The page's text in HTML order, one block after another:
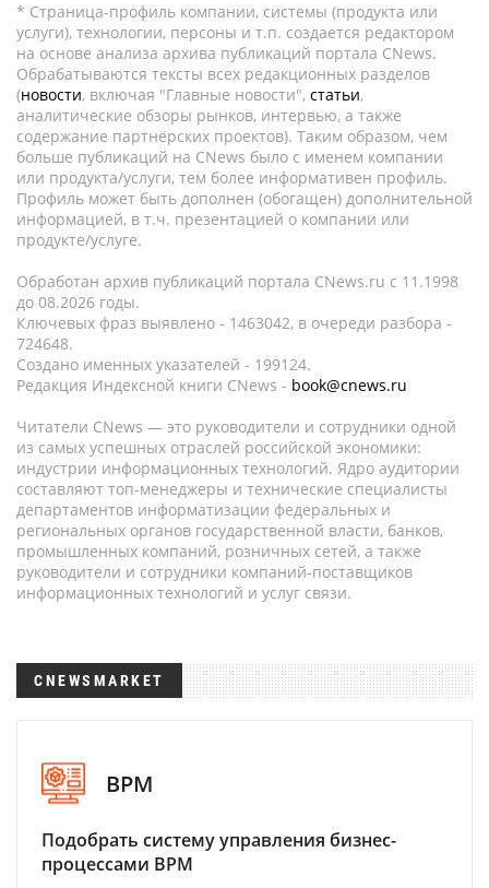
* Страница-профиль компании, системы (продукта или
услуги), технологии, персоны и т.п. создается редактором
на основе анализа архива публикаций портала CNews.
Обрабатываются тексты всех редакционных разделов
(новости, включая "Главные новости", статьи,
аналитические обзоры рынков, интервью, а также
содержание партнёрских проектов). Таким образом, чем
больше публикаций на CNews было с именем компании
или продукта/услуги, тем более информативен профиль.
Профиль может быть дополнен (обогащен) дополнительной
информацией, в т.ч. презентацией о компании или
продукте/услуге.
Обработан архив публикаций портала CNews.ru c 11.1998
до 08.2026 годы.
Ключевых фраз выявлено - 1463042, в очереди разбора -
724648.
Создано именных указателей - 199124.
Редакция Индексной книги CNews - book@cnews.ru
Читатели CNews — это руководители и сотрудники одной
из самых успешных отраслей российской экономики:
индустрии информационных технологий. Ядро аудитории
составляют топ-менеджеры и технические специалисты
департаментов информатизации федеральных и
региональных органов государственной власти, банков,
промышленных компаний, розничных сетей, а также
руководители и сотрудники компаний-поставщиков
информационных технологий и услуг связи.
CNEWSMARKET
BPM
Подобрать систему управления бизнес-
процессами BPM